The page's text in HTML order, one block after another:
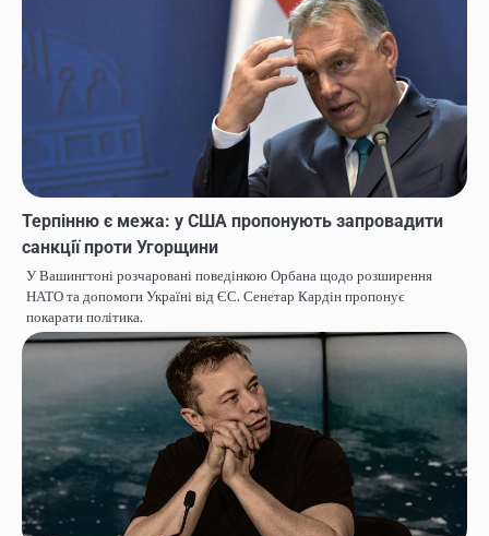
Терпінню є межа: у США пропонують запровадити
санкції проти Угорщини
У Вашингтоні розчаровані поведінкою Орбана щодо розширення
НАТО та допомоги Україні від ЄС. Сенетар Кардін пропонує
покарати політика.